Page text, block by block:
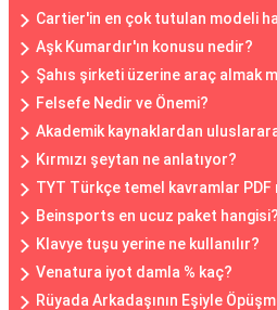
Cartier'in en çok tutulan modeli
Aşk Kumardır'ın konusu nedir?
Şahıs şirketi üzerine araç almak
Felsefe Nedir ve Önemi?
Akademik kaynaklardan
Kırmızı şeytan ne anlatıyor?
TYT Türkçe temel kavramlar
Beinsports en ucuz paket hangisi?
Klavye tuşu yerine ne kullanılır?
Venatura iyot damla % kaç?
Rüyada Arkadaşının Eşiyle